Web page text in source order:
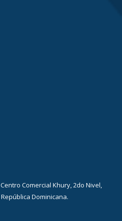
Comercial Khury, 2do Nivel,
Dominicana.